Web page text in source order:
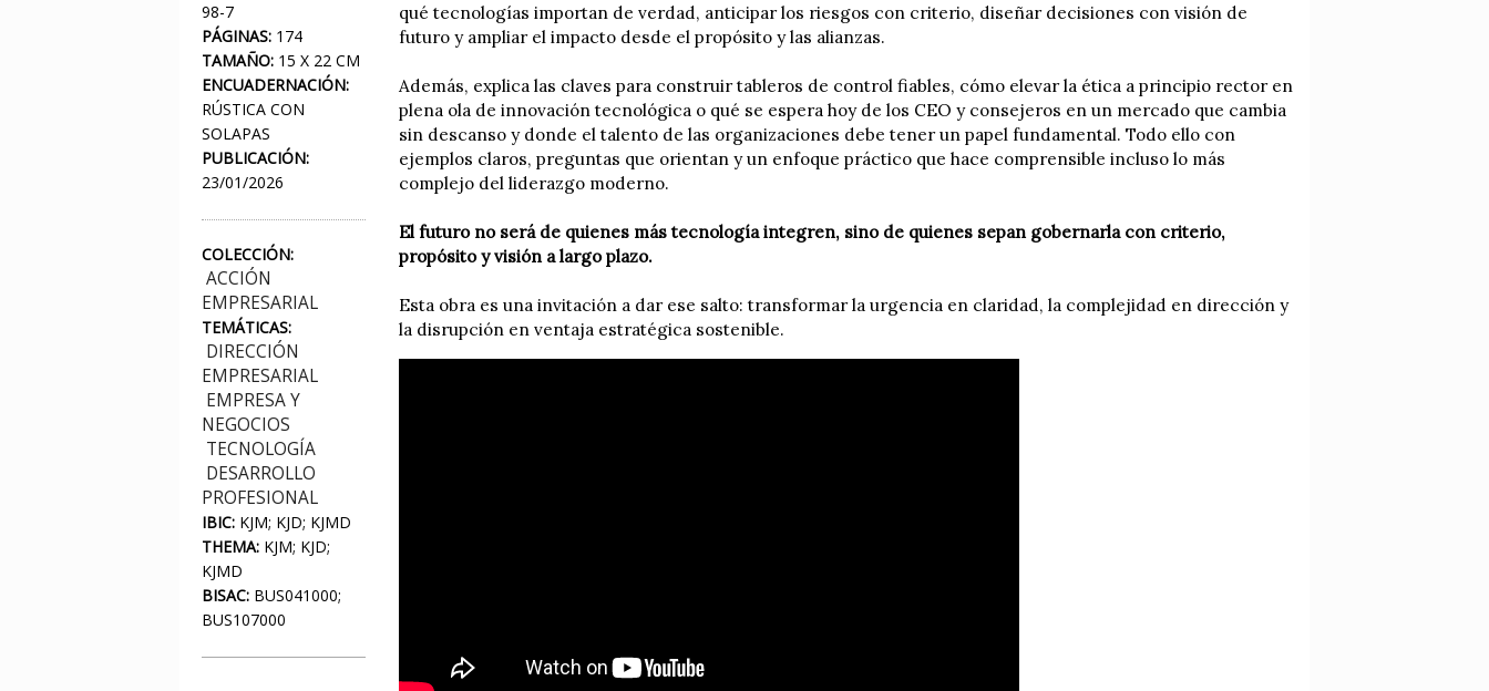
98-7
PÁGINAS: 174
TAMAÑO: 15 X 22 CM
ENCUADERNACIÓN:
RÚSTICA CON
SOLAPAS
PUBLICACIÓN:
23/01/2026
COLECCIÓN:
ACCIÓN
EMPRESARIAL
TEMÁTICAS:
DIRECCIÓN
EMPRESARIAL
EMPRESA Y
NEGOCIOS
TECNOLOGÍA
DESARROLLO
PROFESIONAL
IBIC: KJM; KJD; KJMD
THEMA: KJM; KJD;
KJMD
BISAC: BUS041000;
BUS107000
qué tecnologías importan de verdad, anticipar los riesgos con criterio, diseñar decisiones con visión de
futuro y ampliar el impacto desde el propósito y las alianzas.
Además, explica las claves para construir tableros de control fiables, cómo elevar la ética a principio rector en
plena ola de innovación tecnológica o qué se espera hoy de los CEO y consejeros en un mercado que cambia
sin descanso y donde el talento de las organizaciones debe tener un papel fundamental. Todo ello con
ejemplos claros, preguntas que orientan y un enfoque práctico que hace comprensible incluso lo más
complejo del liderazgo moderno.
El futuro no será de quienes más tecnología integren, sino de quienes sepan gobernarla con criterio,
propósito y visión a largo plazo.
Esta obra es una invitación a dar ese salto: transformar la urgencia en claridad, la complejidad en dirección y
la disrupción en ventaja estratégica sostenible.